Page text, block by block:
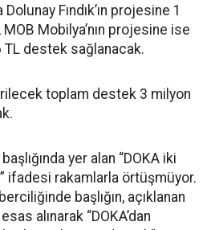
Fındık’ın projesine 1
Mobilya’nın projesine ise
TL destek sağlanacak.
toplam destek 3 milyon
yer alan “DOKA iki
ifadesi rakamlarla örtüşmüyor.
başlığın, açıklanan
alınarak “DOKA’dan